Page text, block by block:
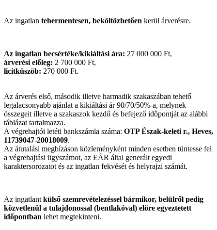
Az ingatlan tehermentesen, beköltözhetően kerül árverésre.
Az ingatlan becsértéke/kikiáltási ára: 27 000 000 Ft,
árverési előleg: 2 700 000 Ft,
licitküszöb: 270 000 Ft.
Az árverés első, második illetve harmadik szakaszában tehető
legalacsonyabb ajánlat a kikiáltási ár 90/70/50%-a, melynek
összegeit illetve a szakaszok kezdő és befejező időpontját az alábbi
táblázat tartalmazza.
A végrehajtói letéti bankszámla száma: OTP Észak-keleti r., Heves,
11739047-20018009.
Az átutalási megbízáson közleményként minden esetben tüntesse fel
a végrehajtási ügyszámot, az EÁR által generált egyedi
karaktersorozatot és az ingatlan fekvését és helyrajzi számát.
Az ingatlant külső szemrevételezéssel bármikor, belülről pedig
közvetlenül a tulajdonossal (bentlakóval) előre egyeztetett
időpontban lehet megtekinteni.